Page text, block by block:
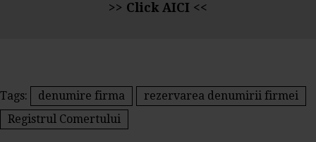
>> Click AICI <<
Tags: denumire firma
rezervarea denumirii firmei
Registrul Comertului